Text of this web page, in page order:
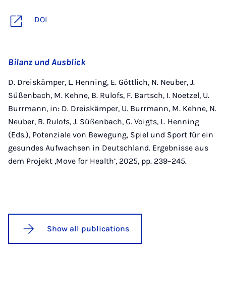
DOI
Bilanz und Ausblick
D. Dreiskämper, L. Henning, E. Göttlich, N. Neuber, J.
Süßenbach, M. Kehne, B. Rulofs, F. Bartsch, I. Noetzel, U.
Burrmann, in: D. Dreiskämper, U. Burrmann, M. Kehne, N.
Neuber, B. Rulofs, J. Süßenbach, G. Voigts, L. Henning
(Eds.), Potenziale von Bewegung, Spiel und Sport für ein
gesundes Aufwachsen in Deutschland. Ergebnisse aus
dem Projekt ,Move for Health’, 2025, pp. 239–245.
Show all publications